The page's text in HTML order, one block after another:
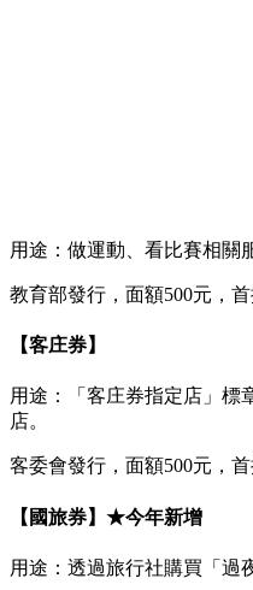
用途：做運動、看比賽相關
教育部發行，面額500元，首
【客庄券】
用途：「客庄券指定店」標
店。
客委會發行，面額500元，首
【國旅券】★今年新增
用途：透過旅行社購買「過